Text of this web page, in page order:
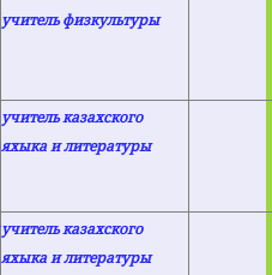
учитель физкультуры
учитель казахского
яхыка и литературы
учитель казахского
яхыка и литературы